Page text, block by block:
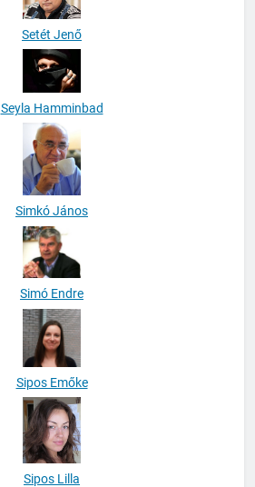
Setét Jenő
Seyla Hamminbad
Simkó János
Simó Endre
Sipos Emőke
Sipos Lilla